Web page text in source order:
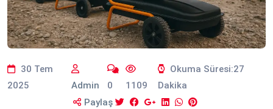
30 Tem
2025
Admin 0 1109
Okuma Süresi:27
Dakika
Paylaş